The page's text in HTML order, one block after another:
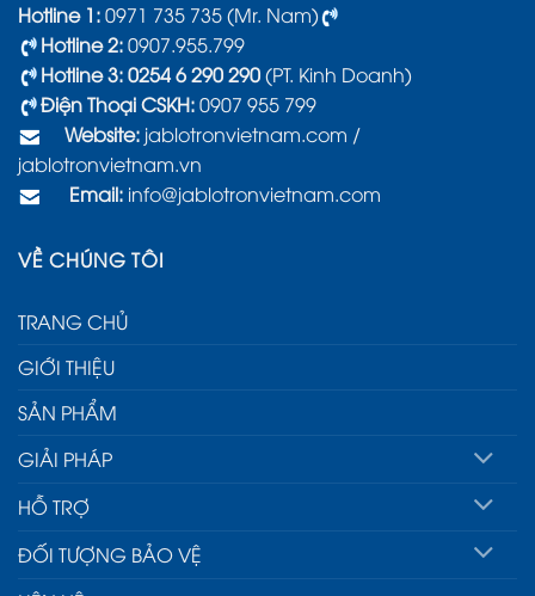
Hotline 1:0971 735 735 (Mr. Nam)
Hotline 2:0907.955.799
Hotline 3: 0254 6 290 290(PT. Kinh Doanh)
Điện Thoại CSKH:0907 955 799
Website: jablotronvietnam.com /
jablotronvietnam.vn
Email: info@jablotronvietnam.com
VỀ CHÚNG TÔI
TRANG CHỦ
GIỚI THIỆU
SẢN PHẨM
GIẢI PHÁP
HỖ TRỢ
ĐỐI TƯỢNG BẢO VỆ